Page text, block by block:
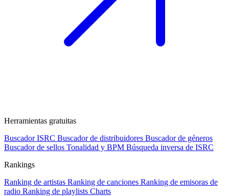
Herramientas gratuitas
Buscador ISRC Buscador de distribuidores Buscador de géneros
Buscador de sellos Tonalidad y BPM Búsqueda inversa de ISRC
Rankings
Ranking de artistas Ranking de canciones Ranking de emisoras de
radio Ranking de playlists Charts